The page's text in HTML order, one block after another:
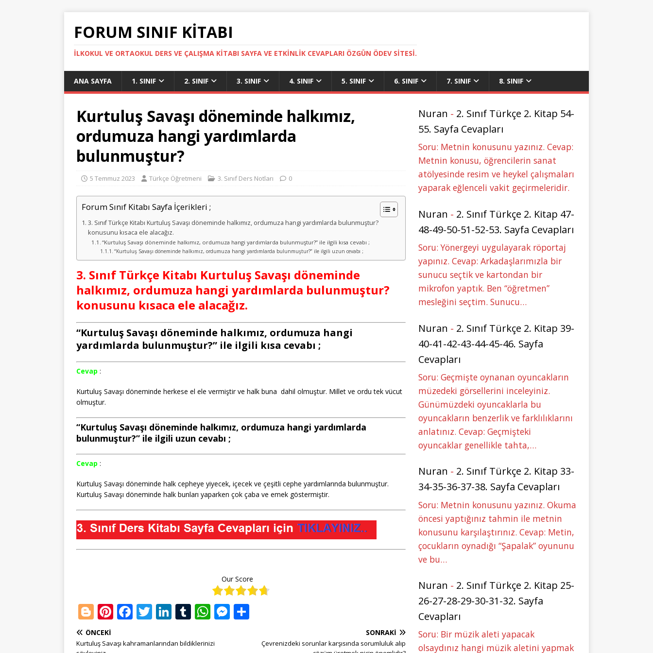
FORUM SINIF KITABI
İLKOKUL VE ORTAOKUL DERS VE ÇALIŞMA KITABI SAYFA VE ETKINLIK CEVAPLARI ÖZGÜN ÖDEV SITESI.
ANA SAYFA 1. SINIF 2. SINIF 3. SINIF 4. SINIF 5. SINIF 6. SINIF 7. SINIF 8. SINIF
Kurtuluş Savaşı döneminde halkımız,
ordumuza hangi yardımlarda
bulunmuştur?
5 Temmuz 2023 Türkçe Öğretmeni 3. Sınıf Ders Notları 0
Forum Sınıf Kitabı Sayfa İçerikleri ;
3. Sınıf Türkçe Kitabı Kurtuluş Savaşı döneminde halkımız, ordumuza hangi yardımlarda bulunmuştur?
konusunu kısaca ele alacağız.
“Kurtuluş Savaşı döneminde halkımız, ordumuza hangi yardımlarda bulunmuştur?” ile ilgili kısa cevabı ;
“Kurtuluş Savaşı döneminde halkımız, ordumuza hangi yardımlarda bulunmuştur?” ile ilgili uzun cevabı ;
3. Sınıf Türkçe Kitabı Kurtuluş Savaşı döneminde
halkımız, ordumuza hangi yardımlarda bulunmuştur?
konusunu kısaca ele alacağız.
“Kurtuluş Savaşı döneminde halkımız, ordumuza hangi
yardımlarda bulunmuştur?” ile ilgili kısa cevabı ;
Cevap :
Kurtuluş Savaşı döneminde herkese el ele vermiştir ve halk buna dahil olmuştur. Millet ve ordu tek vücut
olmuştur.
“Kurtuluş Savaşı döneminde halkımız, ordumuza hangi yardımlarda
bulunmuştur?” ile ilgili uzun cevabı ;
Cevap :
Kurtuluş Savaşı döneminde halk cepheye yiyecek, içecek ve çeşitli cephe yardımlarında bulunmuştur.
Kurtuluş Savaşı döneminde halk bunları yaparken çok çaba ve emek göstermiştir.
Our Score
Bl
o
g
Pi
te
F
c
T
it
Li
k
T
m
W
at
M
ar
ÖNCEKI
Kurtuluş Savaşı kahramanlarından bildiklerinizi
SONRAKI
Çevrenizdeki sorunlar karşısında sorumluluk alıp
Nuran - 2. Sınıf Türkçe 2. Kitap 54-
55. Sayfa Cevapları
Soru: Metnin konusunu yazınız. Cevap:
Metnin konusu, öğrencilerin sanat
atölyesinde resim ve heykel çalışmaları
yaparak eğlenceli vakit geçirmeleridir.
Nuran - 2. Sınıf Türkçe 2. Kitap 47-
48-49-50-51-52-53. Sayfa Cevapları
Soru: Yönergeyi uygulayarak röportaj
yapınız. Cevap: Arkadaşlarımızla bir
sunucu seçtik ve kartondan bir
mikrofon yaptık. Ben “öğretmen”
mesleğini seçtim. Sunucu…
Nuran - 2. Sınıf Türkçe 2. Kitap 39-
40-41-42-43-44-45-46. Sayfa
Cevapları
Soru: Geçmişte oynanan oyuncakların
müzedeki görsellerini inceleyiniz.
Günümüzdeki oyuncaklarla bu
oyuncakların benzerlik ve farklılıklarını
anlatınız. Cevap: Geçmişteki
oyuncaklar genellikle tahta,…
Nuran - 2. Sınıf Türkçe 2. Kitap 33-
34-35-36-37-38. Sayfa Cevapları
Soru: Metnin konusunu yazınız. Okuma
öncesi yaptığınız tahmin ile metnin
konusunu karşılaştırınız. Cevap: Metin,
çocukların oynadığı “Şapalak” oyununu
ve bu…
Nuran - 2. Sınıf Türkçe 2. Kitap 25-
26-27-28-29-30-31-32. Sayfa
Cevapları
Soru: Bir müzik aleti yapacak
olsaydınız hangi müzik aletini yapmak